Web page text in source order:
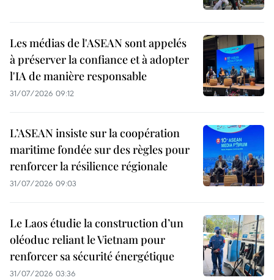
Les médias de l'ASEAN sont appelés
à préserver la confiance et à adopter
l'IA de manière responsable
31/07/2026 09:12
L’ASEAN insiste sur la coopération
maritime fondée sur des règles pour
renforcer la résilience régionale
31/07/2026 09:03
Le Laos étudie la construction d’un
oléoduc reliant le Vietnam pour
renforcer sa sécurité énergétique
31/07/2026 03:36